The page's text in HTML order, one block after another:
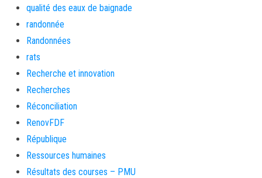
qualité des eaux de baignade
randonnée
Randonnées
rats
Recherche et innovation
Recherches
Réconciliation
RenovFDF
République
Ressources humaines
Résultats des courses – PMU